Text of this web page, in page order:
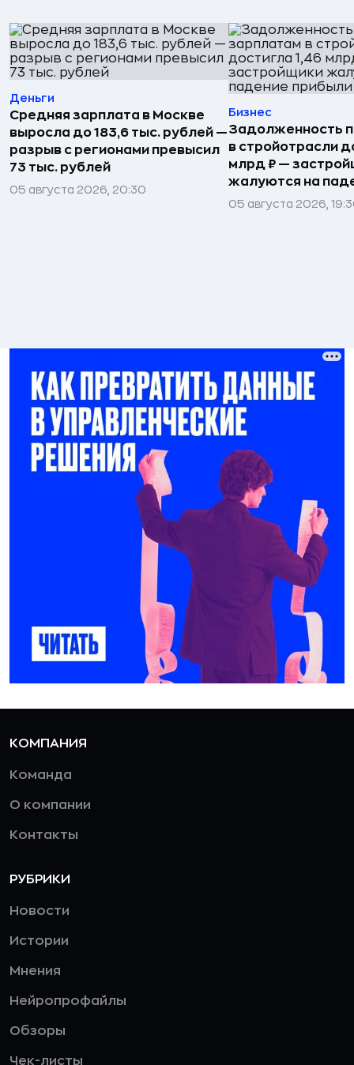
Деньги
Средняя зарплата в Москве
выросла до 183,6 тыс. рублей —
разрыв с регионами превысил
73 тыс. рублей
05 августа 2026, 20:30
Бизнес
Задолженность
в стройотрасли
млрд ₽ —
жалуются на
05 августа 2026,
КОМПАНИЯ
Команда
О компании
Контакты
РУБРИКИ
Новости
Истории
Мнения
Нейропрофайлы
Обзоры
Чек-листы